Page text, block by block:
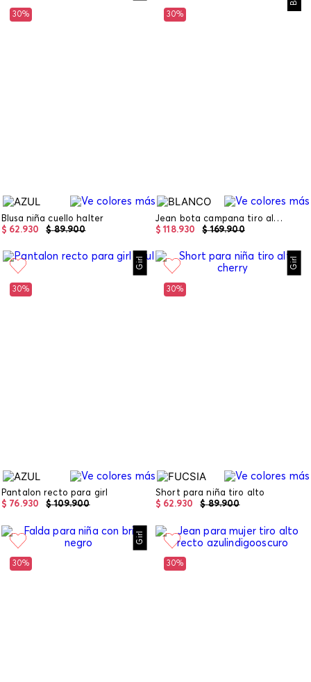
30%
Blusa niña cuello halter
$ 89.900
$ 62.930
30%
Jean bota campana tiro alto blanco basic
$ 169.900
$ 118.930
Girl
30%
Pantalon recto para girl
$ 109.900
$ 76.930
Girl
30%
Short para niña tiro alto
$ 89.900
$ 62.930
Girl
30% 30%